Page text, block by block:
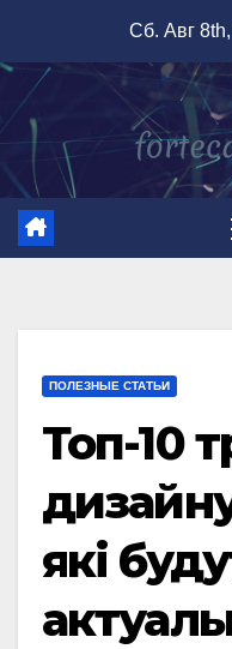
содержимому
Сб. Авг
ПОЛЕЗНЫЕ СТАТЬИ
Топ-10
які